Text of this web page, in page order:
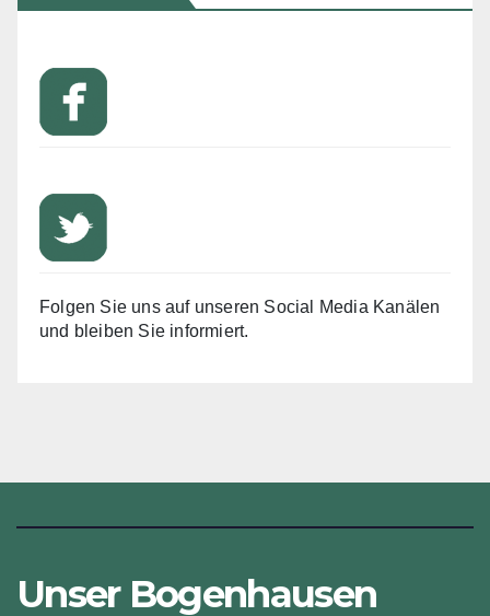
Folgen Sie uns auf unseren Social Media Kanälen
und bleiben Sie informiert.
Unser Bogenhausen